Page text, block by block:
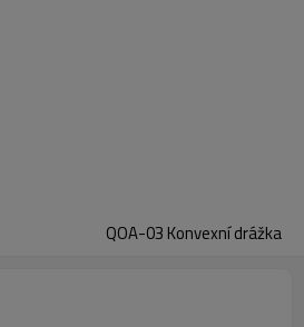
QOA-03 Konvexní drážka